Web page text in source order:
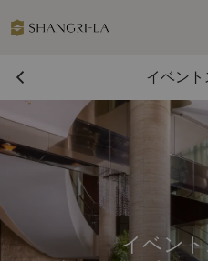
イベント
イベン